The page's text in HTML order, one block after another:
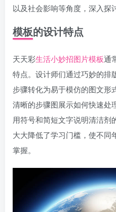
以及社会影响等角度，深入探
模板的设计特点
天天彩生活小妙招图片模板通
特点。设计师们通过巧妙的排
步骤转化为易于模仿的图文形
清晰的步骤图展示如何快速处
用符号和简短文字说明清洁
大大降低了学习门槛，使不同
掌握。